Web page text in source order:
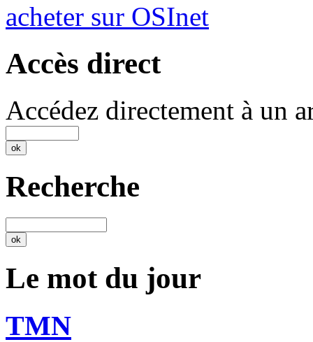
acheter sur OSInet
Accès direct
Accédez directement à un
Recherche
Le mot du jour
TMN